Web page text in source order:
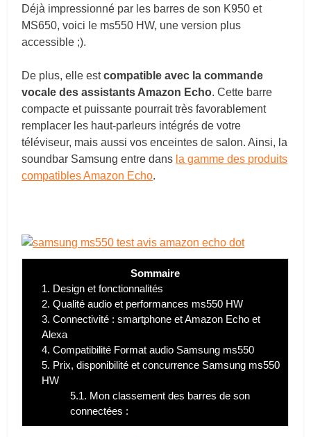
Déjà impressionné par les barres de son K950 et
MS650, voici le ms550 HW, une version plus
accessible ;).
De plus, elle estcompatible avec la commande
vocale des assistants Amazon Echo. Cette barre
compacte et puissante pourrait très favorablement
remplacer les haut-parleurs intégrés de votre
téléviseur, mais aussi vos enceintes de salon. Ainsi, la
soundbar Samsung entre dans la gamme des produits
compatibles Amazon Echo.
Sommaire
1. Design et fonctionnalités
2. Qualité audio et performances ms550 HW
3. Connectivité : smartphone et Amazon Echo et
Alexa
4. Compatibilité Format audio Samsung ms550
5. Prix, disponibilité et concurrence Samsung ms550
HW
5.1. Mon classement des barres de son
connectées :